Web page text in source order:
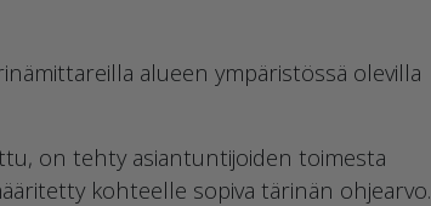
alueen ympäristössä olevilla
on tehty asiantuntijoiden toimesta
kohteelle sopiva tärinän ohjearvo.